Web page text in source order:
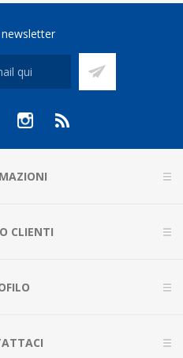
newsletter
CLIENTI